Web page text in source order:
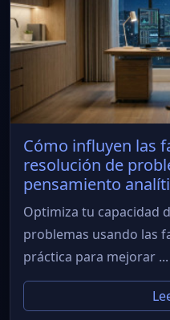
Cómo influyen las
resolución de
pensamiento
Optimiza tu capacidad
problemas usando las
práctica para mejorar ...